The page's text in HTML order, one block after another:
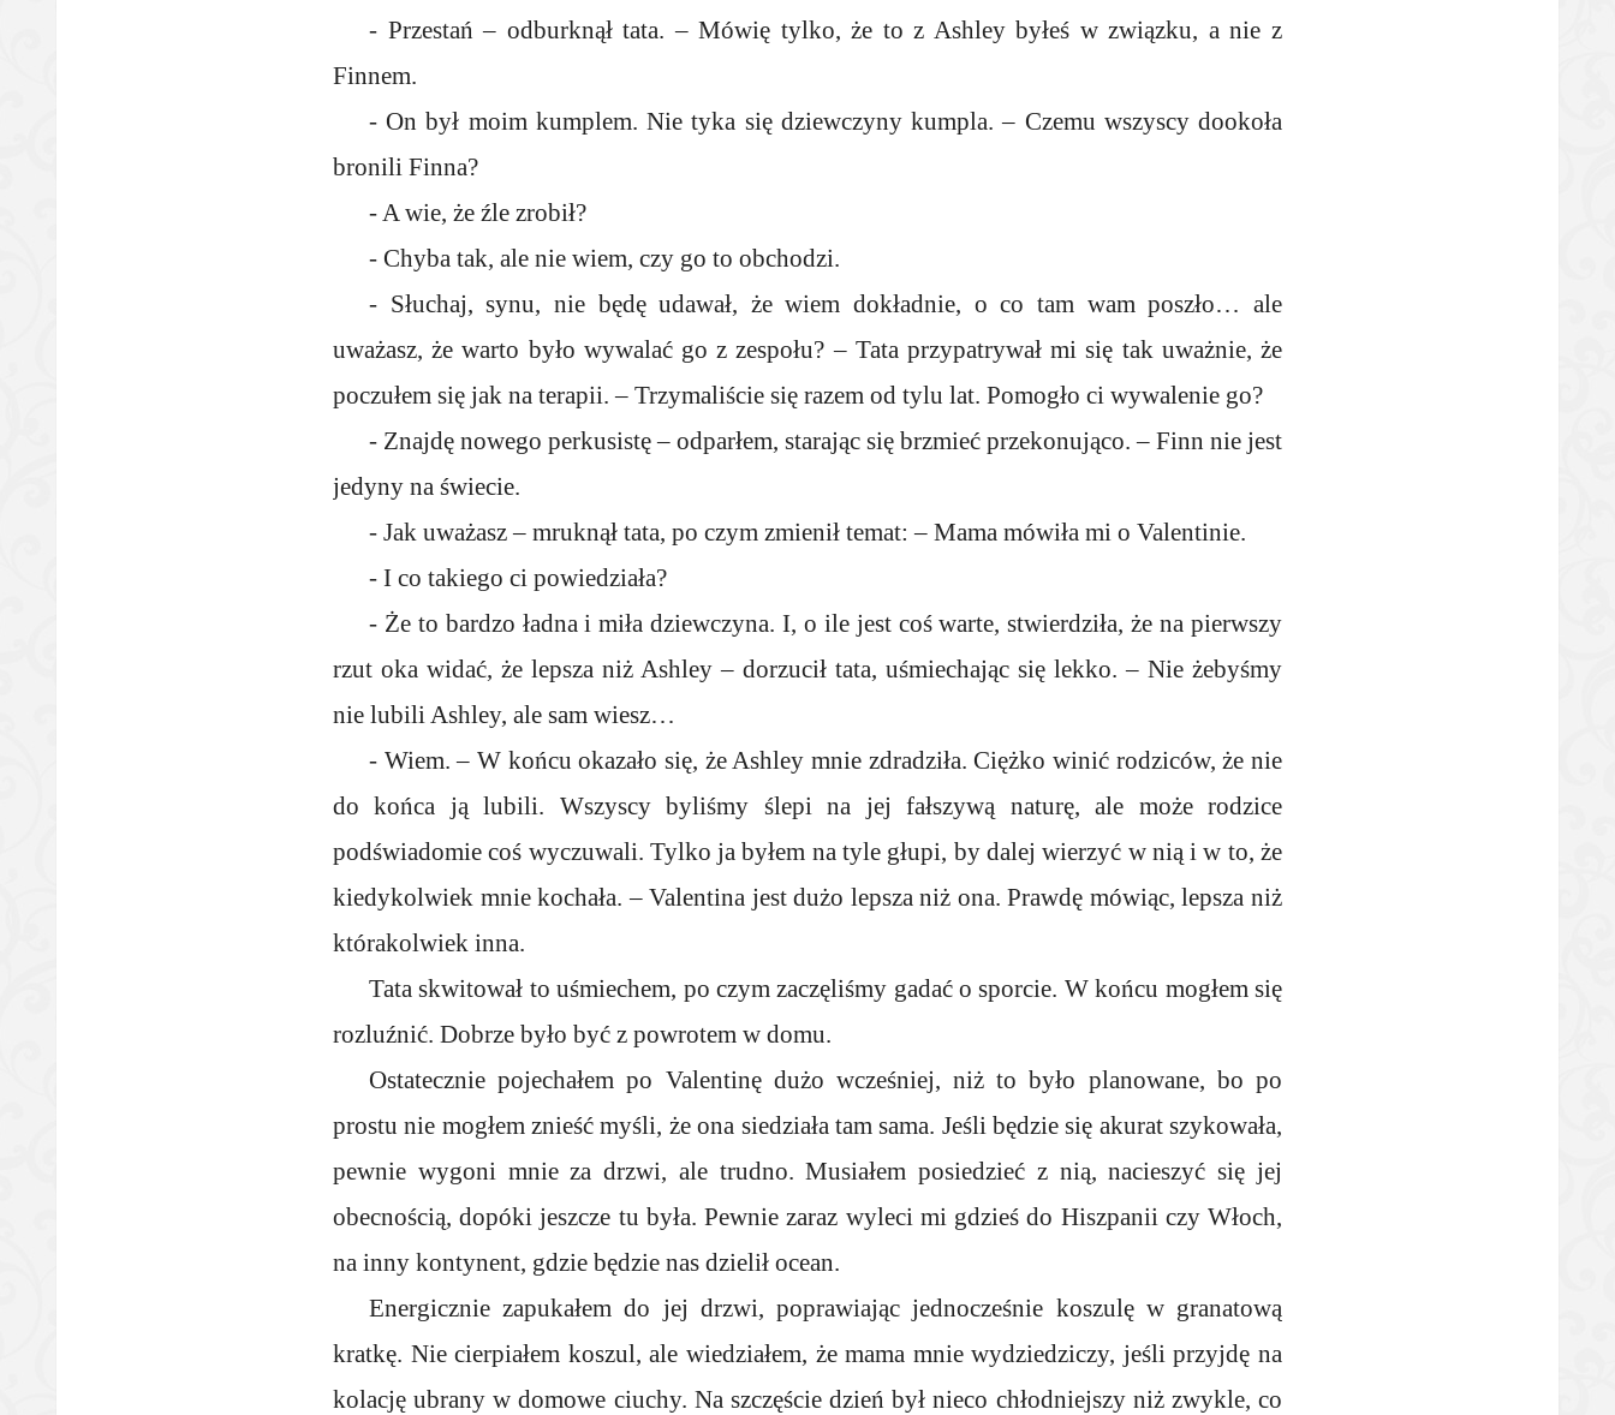
- Przestań – odburknął tata. – Mówię tylko, że to z Ashley byłeś w związku, a nie z
Finnem.
- On był moim kumplem. Nie tyka się dziewczyny kumpla. – Czemu wszyscy dookoła
bronili Finna?
- A wie, że źle zrobił?
- Chyba tak, ale nie wiem, czy go to obchodzi.
- Słuchaj, synu, nie będę udawał, że wiem dokładnie, o co tam wam poszło… ale
uważasz, że warto było wywalać go z zespołu? – Tata przypatrywał mi się tak uważnie, że
poczułem się jak na terapii. – Trzymaliście się razem od tylu lat. Pomogło ci wywalenie go?
- Znajdę nowego perkusistę – odparłem, starając się brzmieć przekonująco. – Finn nie jest
jedyny na świecie.
- Jak uważasz – mruknął tata, po czym zmienił temat: – Mama mówiła mi o Valentinie.
- I co takiego ci powiedziała?
- Że to bardzo ładna i miła dziewczyna. I, o ile jest coś warte, stwierdziła, że na pierwszy
rzut oka widać, że lepsza niż Ashley – dorzucił tata, uśmiechając się lekko. – Nie żebyśmy
nie lubili Ashley, ale sam wiesz…
- Wiem. – W końcu okazało się, że Ashley mnie zdradziła. Ciężko winić rodziców, że nie
do końca ją lubili. Wszyscy byliśmy ślepi na jej fałszywą naturę, ale może rodzice
podświadomie coś wyczuwali. Tylko ja byłem na tyle głupi, by dalej wierzyć w nią i w to, że
kiedykolwiek mnie kochała. – Valentina jest dużo lepsza niż ona. Prawdę mówiąc, lepsza niż
którakolwiek inna.
Tata skwitował to uśmiechem, po czym zaczęliśmy gadać o sporcie. W końcu mogłem się
rozluźnić. Dobrze było być z powrotem w domu.
Ostatecznie pojechałem po Valentinę dużo wcześniej, niż to było planowane, bo po
prostu nie mogłem znieść myśli, że ona siedziała tam sama. Jeśli będzie się akurat szykowała,
pewnie wygoni mnie za drzwi, ale trudno. Musiałem posiedzieć z nią, nacieszyć się jej
obecnością, dopóki jeszcze tu była. Pewnie zaraz wyleci mi gdzieś do Hiszpanii czy Włoch,
na inny kontynent, gdzie będzie nas dzielił ocean.
Energicznie zapukałem do jej drzwi, poprawiając jednocześnie koszulę w granatową
kratkę. Nie cierpiałem koszul, ale wiedziałem, że mama mnie wydziedziczy, jeśli przyjdę na
kolację ubrany w domowe ciuchy. Na szczęście dzień był nieco chłodniejszy niż zwykle, co